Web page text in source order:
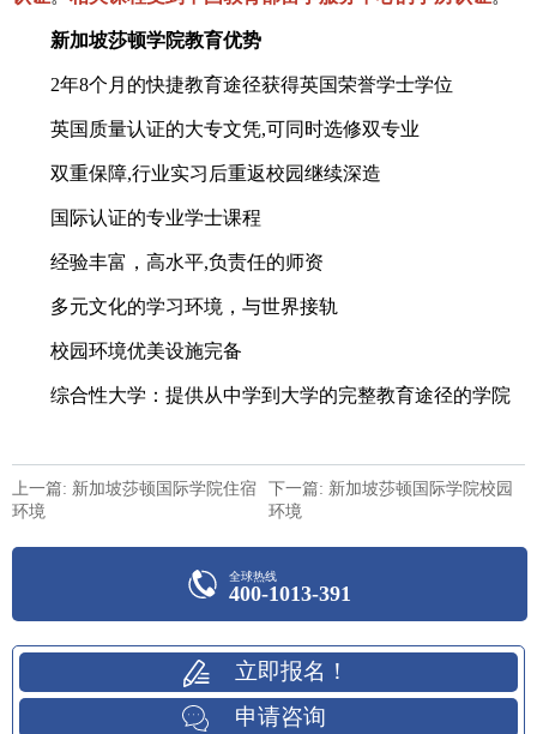
新加坡莎顿学院教育优势
2年8个月的快捷教育途径获得英国荣誉学士学位
英国质量认证的大专文凭,可同时选修双专业
双重保障,行业实习后重返校园继续深造
国际认证的专业学士课程
经验丰富，高水平,负责任的师资
多元文化的学习环境，与世界接轨
校园环境优美设施完备
综合性大学：提供从中学到大学的完整教育途径的学院
上一篇: 新加坡莎顿国际学院住宿
环境
下一篇: 新加坡莎顿国际学院校园
环境
全球热线
400-1013-391
立即报名！
申请咨询